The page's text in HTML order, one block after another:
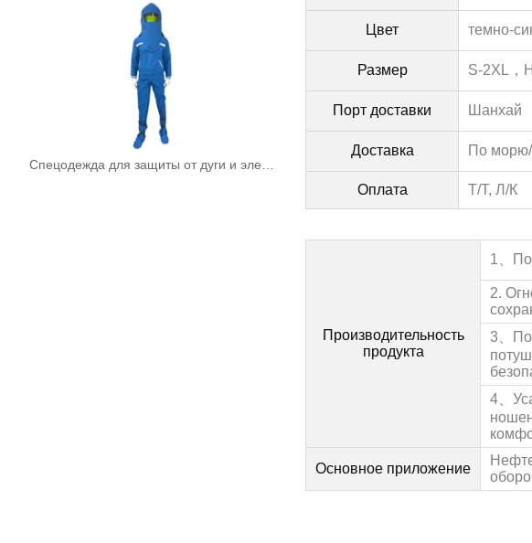
Цвет темно-
Размер S-2XL，
Порт доставки Шанхай
Доставка По морю/
Оплата Т/Т, Л/К
Производительность
продукта
1、
2.
3、
4、
Основное приложение